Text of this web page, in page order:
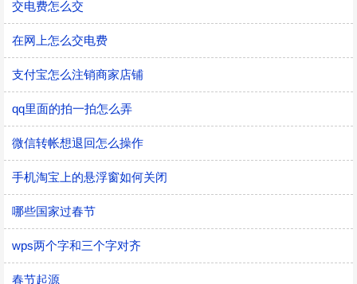
交电费怎么交
在网上怎么交电费
支付宝怎么注销商家店铺
qq里面的拍一拍怎么弄
微信转帐想退回怎么操作
手机淘宝上的悬浮窗如何关闭
哪些国家过春节
wps两个字和三个字对齐
春节起源